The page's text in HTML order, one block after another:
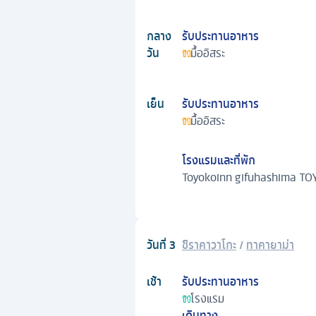
กลาง
วัน
รับประทานอาหาร
มื้ออิสระ
เย็น
รับประทานอาหาร
มื้ออิสระ
โรงแรมและที่พัก
Toyokoinn gifuhashima
วันที่3 ชิราคาวาโกะ/ทาคายาม่า
เช้า
รับประทานอาหาร
โรงแรม